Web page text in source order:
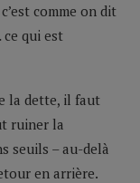
comme on dit
qui est
la dette, il faut
ruiner la
seuils – au-delà
en arrière.